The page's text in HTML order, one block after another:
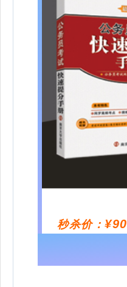
秒杀价： ¥90